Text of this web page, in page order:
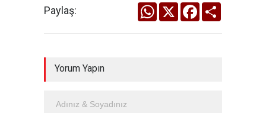
Paylaş: WhatsApp
X Facebook
Yorum Yapın